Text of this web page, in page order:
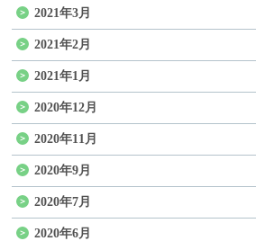
2021年3月
2021年2月
2021年1月
2020年12月
2020年11月
2020年9月
2020年7月
2020年6月